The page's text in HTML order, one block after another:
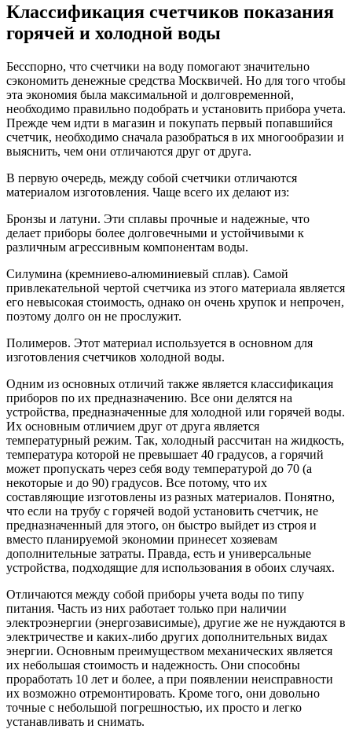
Классификация счетчиков показания
горячей и холодной воды
Бесспорно, что счетчики на воду помогают значительно
сэкономить денежные средства Москвичей. Но для того чтобы
эта экономия была максимальной и долговременной,
необходимо правильно подобрать и установить прибора учета.
Прежде чем идти в магазин и покупать первый попавшийся
счетчик, необходимо сначала разобраться в их многообразии и
выяснить, чем они отличаются друг от друга.
В первую очередь, между собой счетчики отличаются
материалом изготовления. Чаще всего их делают из:
Бронзы и латуни. Эти сплавы прочные и надежные, что
делает приборы более долговечными и устойчивыми к
различным агрессивным компонентам воды.
Силумина (кремниево-алюминиевый сплав). Самой
привлекательной чертой счетчика из этого материала является
его невысокая стоимость, однако он очень хрупок и непрочен,
поэтому долго он не прослужит.
Полимеров. Этот материал используется в основном для
изготовления счетчиков холодной воды.
Одним из основных отличий также является классификация
приборов по их предназначению. Все они делятся на
устройства, предназначенные для холодной или горячей воды.
Их основным отличием друг от друга является
температурный режим. Так, холодный рассчитан на жидкость,
температура которой не превышает 40 градусов, а горячий
может пропускать через себя воду температурой до 70 (а
некоторые и до 90) градусов. Все потому, что их
составляющие изготовлены из разных материалов. Понятно,
что если на трубу с горячей водой установить счетчик, не
предназначенный для этого, он быстро выйдет из строя и
вместо планируемой экономии принесет хозяевам
дополнительные затраты. Правда, есть и универсальные
устройства, подходящие для использования в обоих случаях.
Отличаются между собой приборы учета воды по типу
питания. Часть из них работает только при наличии
электроэнергии (энергозависимые), другие же не нуждаются в
электричестве и каких-либо других дополнительных видах
энергии. Основным преимуществом механических является
их небольшая стоимость и надежность. Они способны
проработать 10 лет и более, а при появлении неисправности
их возможно отремонтировать. Кроме того, они довольно
точные с небольшой погрешностью, их просто и легко
устанавливать и снимать.